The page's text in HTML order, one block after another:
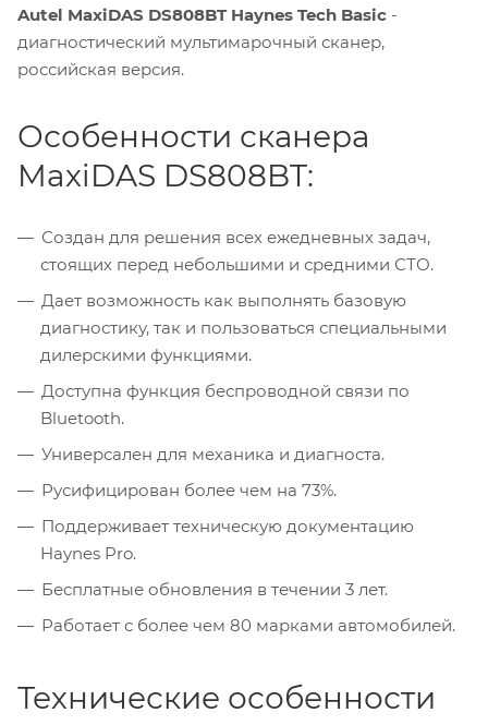
Autel MaxiDAS DS808BTHaynes Tech Basic -
диагностический мультимарочный сканер,
российская версия.
Особенности сканера
MaxiDAS DS808BT:
Создан для решения всех ежедневных задач,
стоящих перед небольшими и средними СТО.
Дает возможность как выполнять базовую
диагностику, так и пользоваться специальными
дилерскими функциями.
Доступна функция беспроводной связи по
Bluetooth.
Универсален для механика и диагноста.
Русифицирован более чем на 73%.
Поддерживает техническую документацию
Haynes Pro.
Бесплатные обновления в течении 3 лет.
Работает с более чем 80 марками автомобилей.
Технические особенности